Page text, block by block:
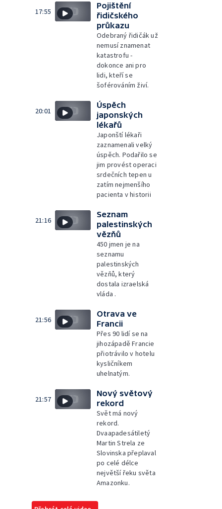
17:55
Pojištění
řidičského
průkazu
Odebraný řidičák už
nemusí znamenat
katastrofu -
dokonce ani pro
lidi, kteří se
šoférováním živí.
20:01
Úspěch
japonských
lékařů
Japonští lékaři
zaznamenali velký
úspěch. Podařilo se
jim provést operaci
srdečních tepen u
zatím nejmenšího
pacienta v historii
21:16
Seznam
palestinských
vězňů
450 jmen je na
seznamu
palestinských
vězňů, který
dostala izraelská
vláda .
21:56
Otrava ve
Francii
Přes 90 lidí se na
jihozápadě Francie
přiotrávilo v hotelu
kysličníkem
uhelnatým.
21:57
Nový světový
rekord
Svět má nový
rekord.
Dvaapadesátiletý
Martin Strela ze
Slovinska přeplaval
po celé délce
největší řeku světa
Amazonku.